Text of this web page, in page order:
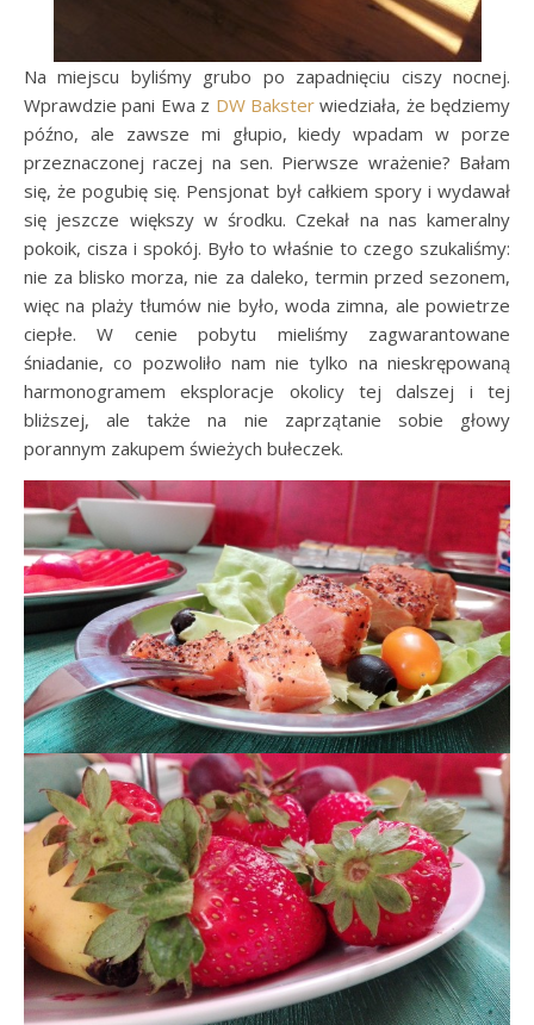
Na miejscu byliśmy grubo po zapadnięciu ciszy nocnej.
Wprawdzie pani Ewa z DW Baksterwiedziała, że będziemy
późno, ale zawsze mi głupio, kiedy wpadam w porze
przeznaczonej raczej na sen. Pierwsze wrażenie? Bałam
się, że pogubię się. Pensjonat był całkiem spory i wydawał
się jeszcze większy w środku. Czekał na nas kameralny
pokoik, cisza i spokój. Było to właśnie to czego szukaliśmy:
nie za blisko morza, nie za daleko, termin przed sezonem,
więc na plaży tłumów nie było, woda zimna, ale powietrze
ciepłe. W cenie pobytu mieliśmy zagwarantowane
śniadanie, co pozwoliło nam nie tylko na nieskrępowaną
harmonogramem eksploracje okolicy tej dalszej i tej
bliższej, ale także na nie zaprzątanie sobie głowy
porannym zakupem świeżych bułeczek.